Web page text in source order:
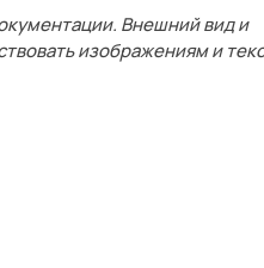
Внешний вид и
изображениям и